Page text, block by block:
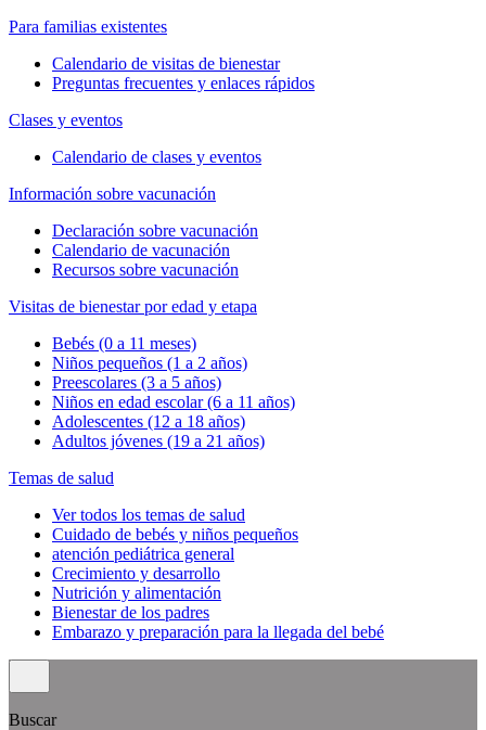
Para familias existentes
Calendario de visitas de bienestar
Preguntas frecuentes y enlaces rápidos
Clases y eventos
Calendario de clases y eventos
Información sobre vacunación
Declaración sobre vacunación
Calendario de vacunación
Recursos sobre vacunación
Visitas de bienestar por edad y etapa
Bebés (0 a 11 meses)
Niños pequeños (1 a 2 años)
Preescolares (3 a 5 años)
Niños en edad escolar (6 a 11 años)
Adolescentes (12 a 18 años)
Adultos jóvenes (19 a 21 años)
Temas de salud
Ver todos los temas de salud
Cuidado de bebés y niños pequeños
atención pediátrica general
Crecimiento y desarrollo
Nutrición y alimentación
Bienestar de los padres
Embarazo y preparación para la llegada del bebé
Buscar